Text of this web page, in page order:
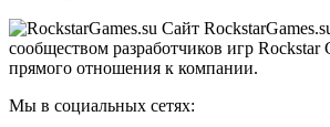
Сайт
сообществом разработчиков игр Rockstar
прямого отношения к компании.
Мы в социальных сетях: